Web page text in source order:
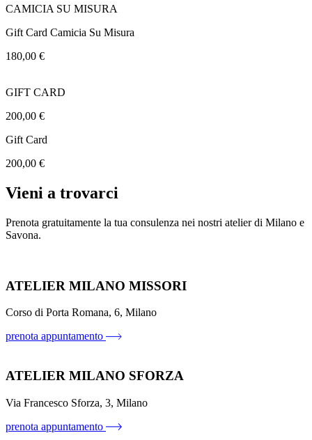
CAMICIA SU MISURA
Gift Card Camicia Su Misura
180,00 €
GIFT CARD
200,00 €
Gift Card
200,00 €
Vieni a trovarci
Prenota gratuitamente la tua consulenza nei nostri atelier di Milano e
Savona.
ATELIER MILANO MISSORI
Corso di Porta Romana, 6, Milano
prenota appuntamento
ATELIER MILANO SFORZA
Via Francesco Sforza, 3, Milano
prenota appuntamento